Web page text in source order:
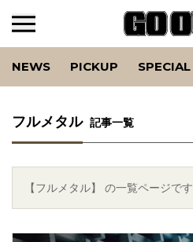
NEWS PICKUP SPECIAL
フルメタル 記事一覧
【フルメタル】 の一覧ページです